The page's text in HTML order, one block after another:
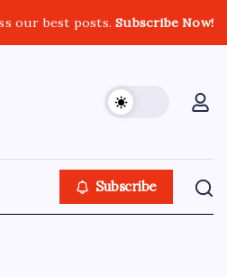
our best posts.Subscribe Now!
Subscribe